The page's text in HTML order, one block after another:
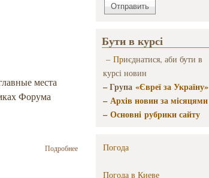
еврейского
конгресса
места
Форума
Подробнеео
Бути в курсі
– Приєднатися, аби бути в
курсі новин
– Група «Євреї за Україну»
–Архів новин за місяцями
–Основні рубрики сайту
Погода
Погода в Киеве